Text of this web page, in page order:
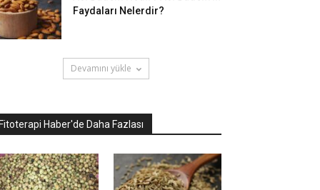
Faydaları Nelerdir?
Devamını yükle
Haber'de Daha Fazlası